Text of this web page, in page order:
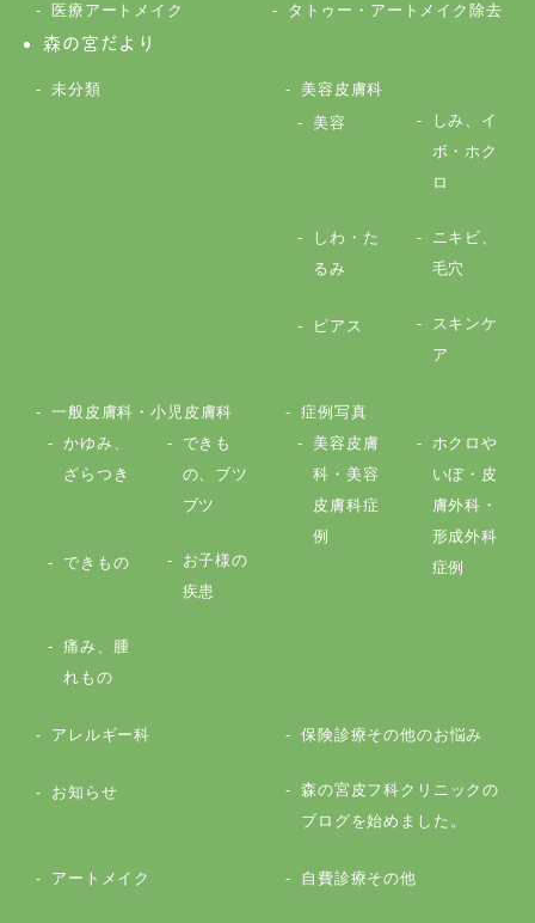
医療アートメイク
タトゥー・アートメイク除去
森の宮だより
未分類
美容皮膚科
美容
しみ、イ
ボ・ホク
ロ
しわ・た
るみ
ニキビ、
毛穴
ピアス
スキンケ
ア
一般皮膚科・小児皮膚科
かゆみ、
ざらつき
できも
の、ブツ
ブツ
できもの
お子様の
疾患
痛み、腫
れもの
症例写真
美容皮膚
科・美容
皮膚科症
例
ホクロや
いぼ・皮
膚外科・
形成外科
症例
アレルギー科 保険診療その他のお悩み
お知らせ
森の宮皮フ科クリニックの
ブログを始めました。
アートメイク 自費診療その他